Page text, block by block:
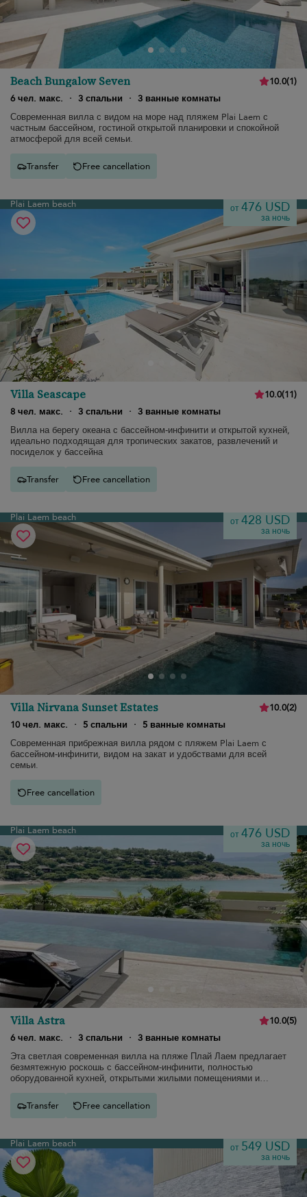
Beach Bungalow Seven 10.0(1)
6 чел. макс.
· 3 спальни · 3 ванные комнаты
Современная вилла с видом на море над пляжем Plai Laem с
частным бассейном, гостиной открытой планировки и спокойной
атмосферой для всей семьи.
Transfer Free cancellation
Plai Laem beach от476 USD
за ночь
Villa Seascape 10.0(11)
8 чел. макс.
· 3 спальни · 3 ванные комнаты
Вилла на берегу океана с бассейном-инфинити и открытой кухней,
идеально подходящая для тропических закатов, развлечений и
посиделок у бассейна
Transfer Free cancellation
Plai Laem beach от428 USD
за ночь
Villa Nirvana Sunset Estates 10.0(2)
10 чел. макс.
· 5 спальни ·
5 ванные комнаты
Современная прибрежная вилла рядом с пляжем Plai Laem с
бассейном-инфинити, видом на закат и удобствами для всей
семьи.
Free cancellation
Plai Laem beach от476 USD
за ночь
Villa Astra 10.0(5)
6 чел. макс.
· 3 спальни · 3 ванные комнаты
Эта светлая современная вилла на пляже Плай Лаем предлагает
безмятежную роскошь с бассейном-инфинити, полностью
оборудованной кухней, открытыми жилыми помещениями и
Transfer
Free cancellation
Plai Laem beach от 549 USD
за ночь